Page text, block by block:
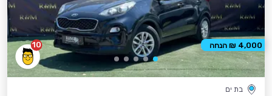
10
בת ים
4,000 ₪ הנחה